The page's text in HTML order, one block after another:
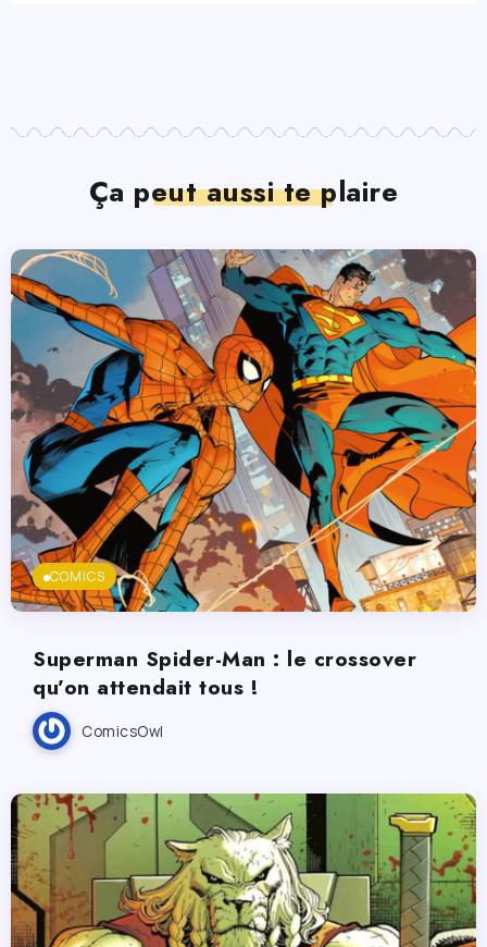
Ça peut aussi te plaire
COMICS
Superman Spider-Man : le crossover
qu’on attendait tous !
ComicsOwl